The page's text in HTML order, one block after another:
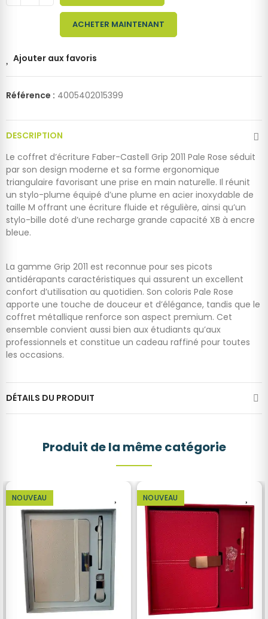
ACHETER MAINTENANT
Ajouter aux favoris
Référence : 4005402015399
DESCRIPTION
Le coffret d’écriture Faber-Castell Grip 2011 Pale Rose séduit
par son design moderne et sa forme ergonomique
triangulaire favorisant une prise en main naturelle. Il réunit
un stylo-plume équipé d’une plume en acier inoxydable de
taille M offrant une écriture fluide et régulière, ainsi qu’un
stylo-bille doté d’une recharge grande capacité XB à encre
bleue.
La gamme Grip 2011 est reconnue pour ses picots
antidérapants caractéristiques qui assurent un excellent
confort d’utilisation au quotidien. Son coloris Pale Rose
apporte une touche de douceur et d’élégance, tandis que le
coffret métallique renforce son aspect premium. Cet
ensemble convient aussi bien aux étudiants qu’aux
professionnels et constitue un cadeau raffiné pour toutes
les occasions.
DÉTAILS DU PRODUIT
Produit de la même catégorie
NOUVEAU NOUVEAU